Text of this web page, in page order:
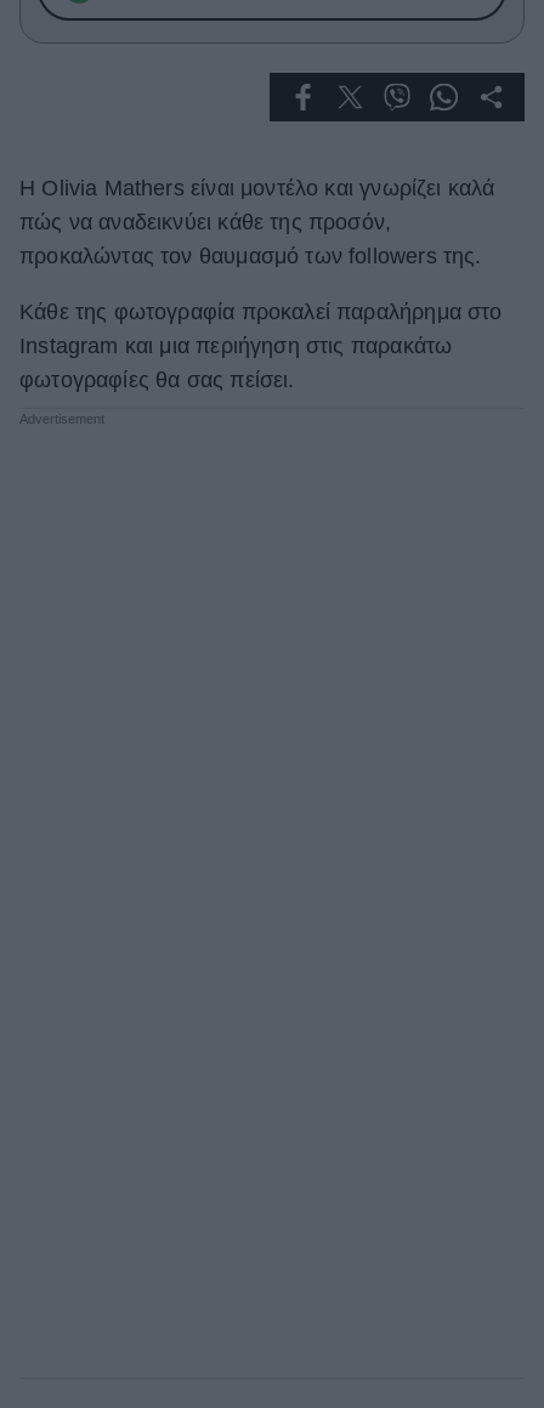
True Stories
Ask the Guru
Living
Cooking
Green
Αφιερώματα
H Olivia Mathers είναι μοντέλο και γνωρίζει καλά
πώς να αναδεικνύει κάθε της προσόν,
προκαλώντας τον θαυμασμό των followers της.
Κάθε της φωτογραφία προκαλεί παραλήρημα στο
Instagram και μια περιήγηση στις παρακάτω
φωτογραφίες θα σας πείσει.